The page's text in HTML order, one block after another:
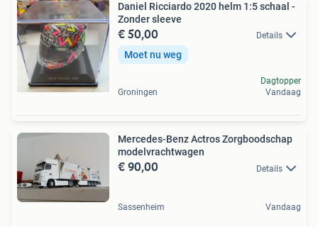
Daniel Ricciardo 2020 helm 1:5 schaal -
Zonder sleeve
€ 50,00 Details
Moet nu weg
Groningen
Dagtopper
Vandaag
Mercedes-Benz Actros Zorgboodschap
modelvrachtwagen
€ 90,00 Details
Sassenheim Vandaag